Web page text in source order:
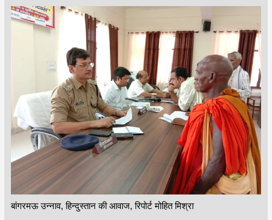
बांगरमऊ उन्नाव, हिन्दुस्तान की आवाज, रिपोर्ट मोहित मिश्रा